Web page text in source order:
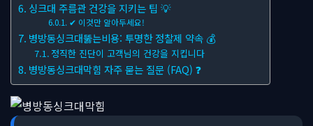
싱크대 주름관 건강을 지키는 팁 💡
✔ 이것만 알아두세요!
병방동싱크대뚫는비용: 투명한 정찰제 약속 💰
정직한 진단이 고객님의 건강을 지킵니다
병방동싱크대막힘 자주 묻는 질문 (FAQ) ❓